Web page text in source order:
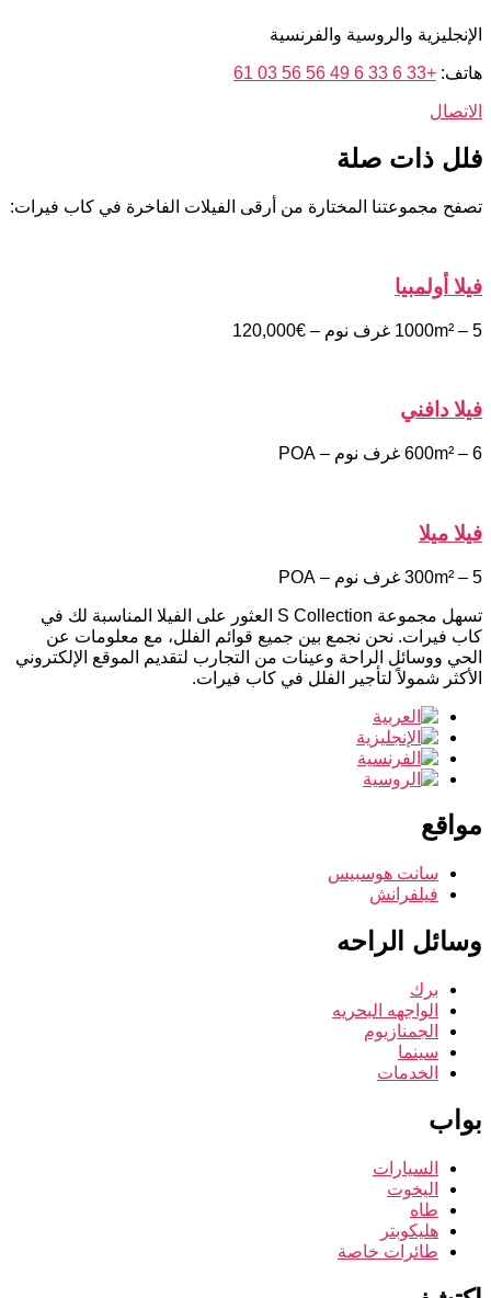
الإنجليزية والروسية والفرنسية
هاتف: +33 6 33 6 49 56 56 03 61
الاتصال
فلل ذات صلة
تصفح مجموعتنا المختارة من أرقى الفيلات الفاخرة في كاب فيرات:
فيلا أولمبيا
1000m² – 5 غرف نوم – €120,000
فيلا دافني
600m² – 6 غرف نوم – POA
فيلا ميلا
300m² – 5 غرف نوم – POA
تسهل مجموعة S Collection العثور على الفيلا المناسبة لك في
كاب فيرات. نحن نجمع بين جميع قوائم الفلل، مع معلومات عن
الحي ووسائل الراحة وعينات من التجارب لتقديم الموقع الإلكتروني
الأكثر شمولاً لتأجير الفلل في كاب فيرات.
مواقع
سانت هوسبيس
فيلفرانش
وسائل الراحه
برك
الواجهه البحريه
الجمنازيوم
سينما
الخدمات
بواب
السيارات
اليخوت
طاه
هليكوبتر
طائرات خاصة